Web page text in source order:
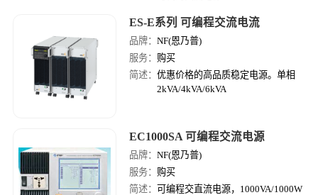
ES-E系列 可编程交流电流
品牌：NF(恩乃普)
服务： 购买
简述：优惠价格的高品质稳定电源。单相
2kVA/4kVA/6kVA
EC1000SA 可编程交流电源
品牌：NF(恩乃普)
服务： 购买
简述：可编程交直流电源，1000VA/1000W